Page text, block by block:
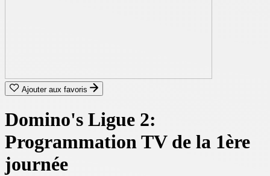
Ajouter aux favoris
Domino's Ligue 2:
Programmation TV de la 1ère
journée